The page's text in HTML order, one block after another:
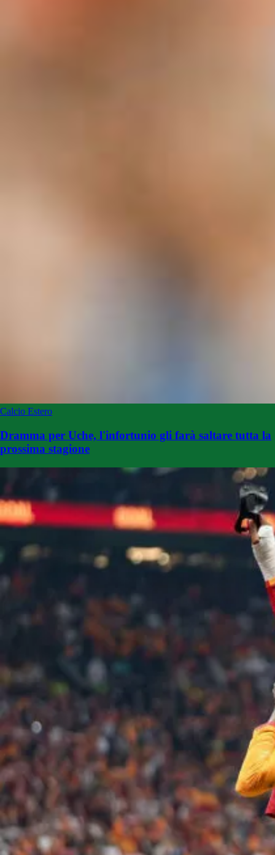
Calcio Estero
Dramma per Uche, l'infortunio gli farà saltare tutta la
prossima stagione